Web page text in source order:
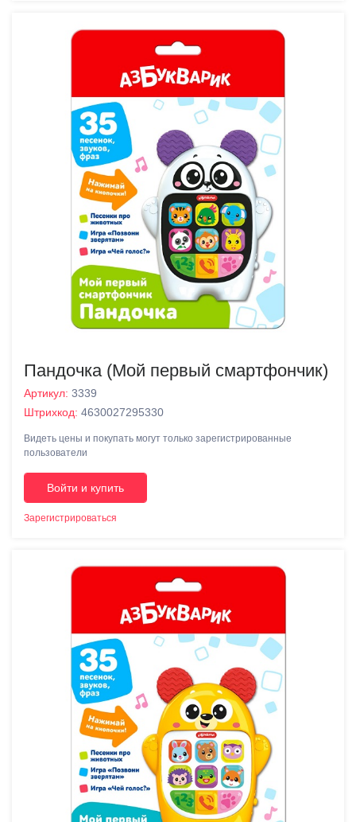
Пандочка (Мой первый смартфончик)
Артикул: 3339
Штрихкод: 4630027295330
Видеть цены и покупать могут только зарегистрированные
пользователи
Войти и купить
Зарегистрироваться